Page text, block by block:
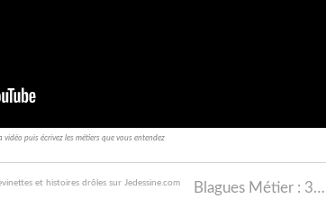
vidéo puis écrivez les métiers que vous entendez
Blagues Métier : 34 : blagues pour enfants, devinettes et histoires drôles sur Jedessine.com